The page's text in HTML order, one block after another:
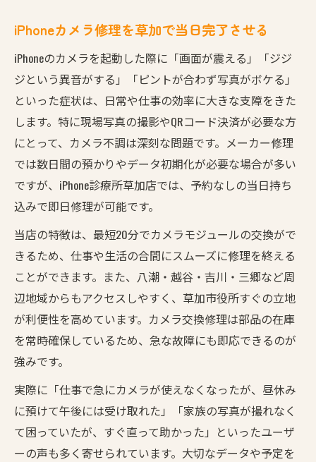
iPhoneカメラ修理を草加で当日完了させる
iPhoneのカメラを起動した際に「画面が震える」「ジジ
ジという異音がする」「ピントが合わず写真がボケる」
といった症状は、日常や仕事の効率に大きな支障をきた
します。特に現場写真の撮影やQRコード決済が必要な方
にとって、カメラ不調は深刻な問題です。メーカー修理
では数日間の預かりやデータ初期化が必要な場合が多い
ですが、iPhone診療所草加店では、予約なしの当日持ち
込みで即日修理が可能です。
当店の特徴は、最短20分でカメラモジュールの交換がで
きるため、仕事や生活の合間にスムーズに修理を終える
ことができます。また、八潮・越谷・吉川・三郷など周
辺地域からもアクセスしやすく、草加市役所すぐの立地
が利便性を高めています。カメラ交換修理は部品の在庫
を常時確保しているため、急な故障にも即応できるのが
強みです。
実際に「仕事で急にカメラが使えなくなったが、昼休み
に預けて午後には受け取れた」「家族の写真が撮れなく
て困っていたが、すぐ直って助かった」といったユーザ
ーの声も多く寄せられています。大切なデータや予定を